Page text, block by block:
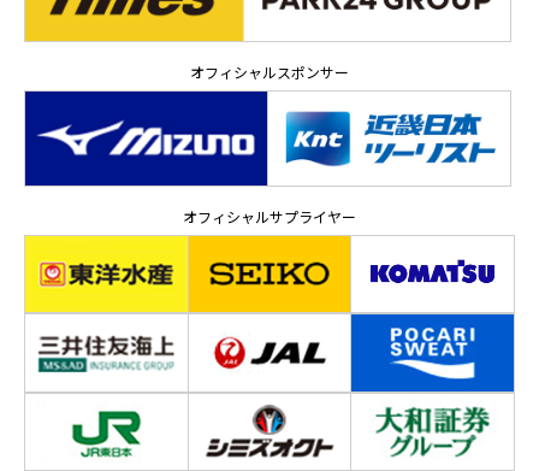
オフィシャルスポンサー
オフィシャルサプライヤー